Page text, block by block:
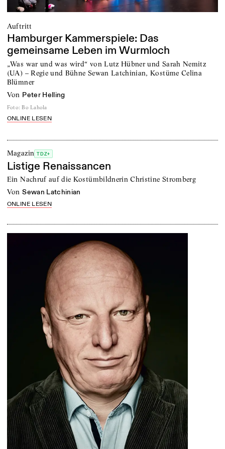
Auftritt
Hamburger Kammerspiele: Das
gemeinsame Leben im Wurmloch
„Was war und was wird“ von Lutz Hübner und Sarah Nemitz
(UA) – Regie und Bühne Sewan Latchinian, Kostüme Celina
Blümner
von Peter Helling
Foto: Bo Lahola
ONLINE LESEN
Magazin TDZ+
Listige Renaissancen
Ein Nachruf auf die Kostümbildnerin Christine Stromberg
von Sewan Latchinian
ONLINE LESEN